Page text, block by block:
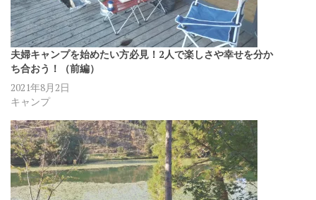
夫婦キャンプを始めたい方必見！2人で楽しさや幸せを分か
ち合おう！（前編）
2021年8月2日
キャンプ